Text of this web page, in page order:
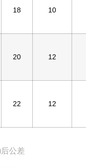
18 10
20 12
22 12
公差